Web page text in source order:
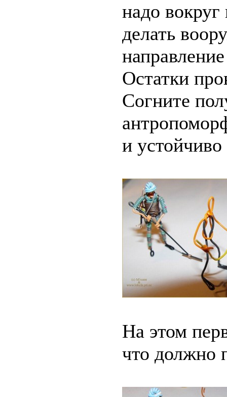
надо
делать
Остатки
Согните
и устойчиво
На этом
что должно